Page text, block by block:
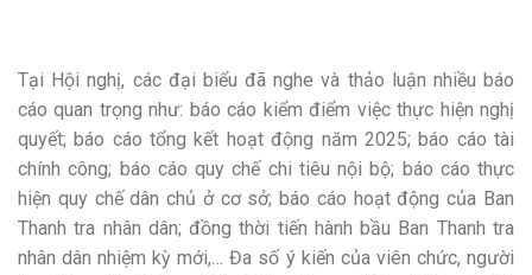
Tại Hội nghị, các đại biểu đã nghe và thảo luận nhiều báo
cáo quan trọng như: báo cáo kiểm điểm việc thực hiện nghị
quyết; báo cáo tổng kết hoạt động năm 2025; báo cáo tài
chính công; báo cáo quy chế chi tiêu nội bộ; báo cáo thực
hiện quy chế dân chủ ở cơ sở; báo cáo hoạt động của Ban
Thanh tra nhân dân; đồng thời tiến hành bầu Ban Thanh tra
nhân dân nhiệm kỳ mới,… Đa số ý kiến của viên chức, người